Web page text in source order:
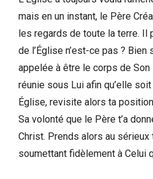
mais en un instant, le Père
les regards de toute la terre. Il
de l’Église n’est-ce pas ? Bien
appelée à être le corps de Son
réunie sous Lui afin qu’elle
Église, revisite alors ta
Sa volonté que le Père t’a
Christ. Prends alors au
soumettant fidèlement à Celui